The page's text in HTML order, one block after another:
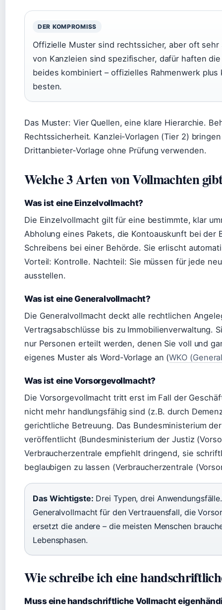
DER KOMPROMISS
Offizielle Muster sind rechtssicher, aber oft
von Kanzleien sind spezifischer, dafür haften
beides kombiniert – offizielles Rahmenwerk
besten.
Das Muster: Vier Quellen, eine klare Hierarchie.
Rechtssicherheit. Kanzlei-Vorlagen (Tier 2)
Drittanbieter-Vorlage ohne Prüfung verwenden.
Welche 3 Arten von Vollmachten
Was ist eine Einzelvollmacht?
Die Einzelvollmacht gilt für eine bestimmte, klar
Abholung eines Pakets, die Kontoauskunft bei der
Schreibens bei einer Behörde. Sie erlischt
Vorteil: Kontrolle. Nachteil: Sie müssen für jede
ausstellen.
Was ist eine Generalvollmacht?
Die Generalvollmacht deckt alle rechtlichen
Vertragsabschlüsse bis zu Immobilienverwaltung.
nur Personen erteilt werden, denen Sie voll und
eigenes Muster als Word-Vorlage an (WKO
Was ist eine Vorsorgevollmacht?
Die Vorsorgevollmacht tritt erst im Fall der
nicht mehr handlungsfähig sind (z.B. durch
gerichtliche Betreuung. Das Bundesministerium
veröffentlicht (Bundesministerium der Justiz
Verbraucherzentrale empfiehlt dringend, sie
beglaubigen zu lassen (Verbraucherzentrale
Das Wichtigste: Drei Typen, drei
Generalvollmacht für den Vertrauensfall, die
ersetzt die andere – die meisten Menschen
Lebensphasen.
Wie schreibe ich eine
Muss eine handschriftliche Vollmacht